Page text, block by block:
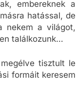
embereknek a
hatással, de
nekem a világot,
találkozunk…
tisztult le
formáit keresem